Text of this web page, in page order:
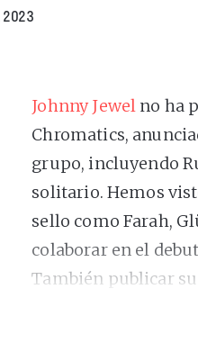
Johnny Jewel no ha
Chromatics,
grupo, incluyendo
solitario. Hemos
sello como Farah,
colaborar en el
También publicar